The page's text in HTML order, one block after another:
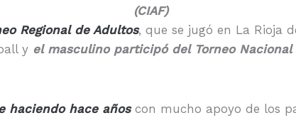
(CIAF)
Regional de Adultos, que se jugó en La Rioja
y el masculino participó del Torneo
haciendo hace años con mucho apoyo de los